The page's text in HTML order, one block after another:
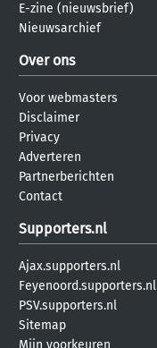
E-zine (nieuwsbrief)
Nieuwsarchief
Over ons
Voor webmasters
Disclaimer
Privacy
Adverteren
Partnerberichten
Contact
Supporters.nl
Ajax.supporters.nl
Feyenoord.supporters.nl
PSV.supporters.nl
Sitemap
Mijn voorkeuren